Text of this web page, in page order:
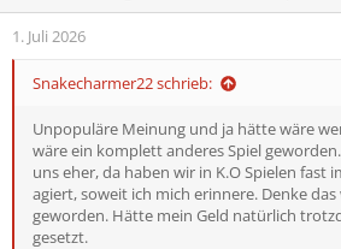
n
e
1. Juli 2026
Snakecharmer22 schrieb:
Unpopuläre Meinung und ja hätte wäre
wäre ein komplett anderes Spiel
uns eher, da haben wir in K.O Spielen fast
agiert, soweit ich mich erinnere. Denke
geworden. Hätte mein Geld natürlich
gesetzt.